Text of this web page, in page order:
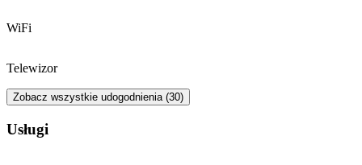
WiFi
Telewizor
Zobacz wszystkie udogodnienia (30)
Usługi